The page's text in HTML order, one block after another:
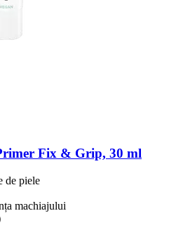
Fix & Grip, 30 ml
de piele
machiajului